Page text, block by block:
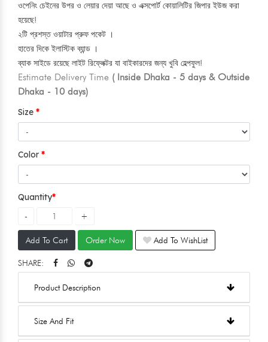
ওপেনিং চেইনের উপর ও লেয়ার দেয়া আছে ও এক্সপোর্ট কোয়ালিটির জিপার ইউজ করা
হয়েছে!
২টি প্রশস্ত ওয়াটার প্রুফ পকেট ।
হাতের দিকে ইলাস্টিক ব্যান্ড ।
ব্যাক সাইডে রয়েছে লাইট রিফ্লেক্টর যা বাইকারদের জন্য খুবি হেল্পফুল!
Estimate Delivery Time ( Inside Dhaka - 5 days & Outside
Dhaka - 10 days)
Size
Color
Quantity
Add To Cart Order Now Add To WishList
SHARE:
Product Description
Size And Fit